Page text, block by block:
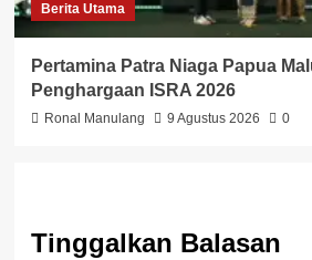
Berita Utama
Pertamina Patra Niaga Papua
Penghargaan ISRA 2026
Ronal Manulang 9 Agustus 2026 0
Tinggalkan Balasan